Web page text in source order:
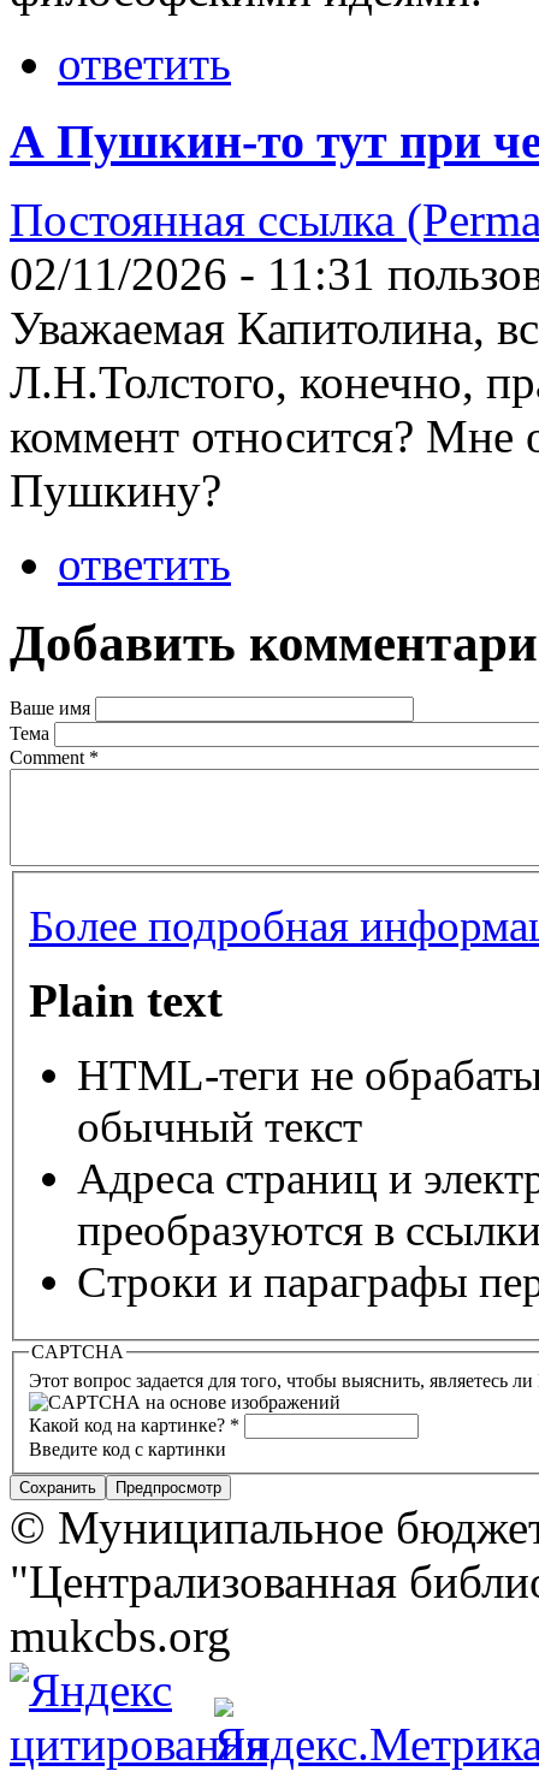
ответить
А Пушкин-то тут при
Постоянная ссылка
02/11/2026 - 11:31
Уважаемая Капитолина,
Л.Н.Толстого, конечно,
коммент относится? Мне
Пушкину?
ответить
Добавить
Ваше имя
Тема
Comment *
Более подробная
Plain text
HTML-теги не
обычный текст
Адреса страниц и
преобразуются в
Строки и параграфы
CAPTCHA
Этот вопрос задается для того, чтобы выяснить, являетесь
Какой код на картинке? *
Введите код с картинки
© Муниципальное
"Централизованная
mukcbs.org